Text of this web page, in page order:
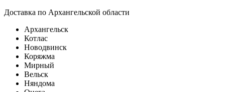
Доставка по Архангельской области
Архангельск
Котлас
Новодвинск
Коряжма
Мирный
Вельск
Няндома